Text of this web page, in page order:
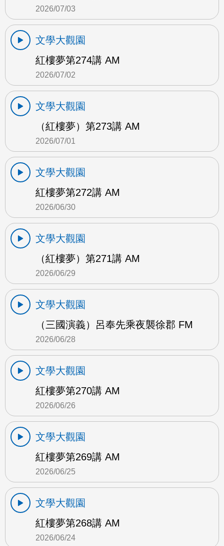
2026/07/03
文學大觀園
紅樓夢第274講 AM
2026/07/02
文學大觀園
（紅樓夢）第273講 AM
2026/07/01
文學大觀園
紅樓夢第272講 AM
2026/06/30
文學大觀園
（紅樓夢）第271講 AM
2026/06/29
文學大觀園
（三國演義）呂奉先乘夜襲徐郡 FM
2026/06/28
文學大觀園
紅樓夢第270講 AM
2026/06/26
文學大觀園
紅樓夢第269講 AM
2026/06/25
文學大觀園
紅樓夢第268講 AM
2026/06/24